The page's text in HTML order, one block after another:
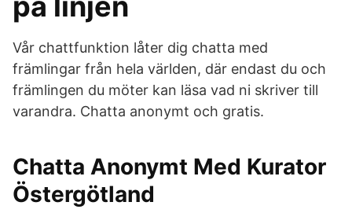
Vår chattfunktion låter dig chatta med
främlingar från hela världen, där endast du och
främlingen du möter kan läsa vad ni skriver till
varandra. Chatta anonymt och gratis.
Chatta Anonymt Med Kurator
Östergötland